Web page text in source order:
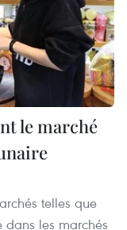
le marché
telles que
les marchés